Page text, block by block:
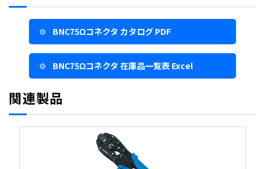
BNC75Ωコネクタ カタログ PDF
BNC75Ωコネクタ 在庫品一覧表 Excel
関連製品